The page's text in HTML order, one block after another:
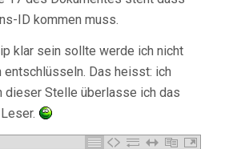
ID kommen muss.
klar sein sollte werde ich nicht
entschlüsseln. Das heisst: ich
dieser Stelle überlasse ich das